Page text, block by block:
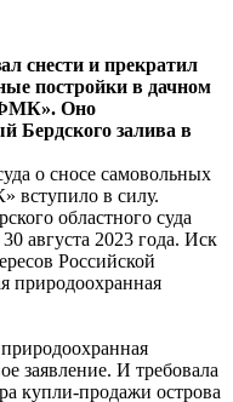
снести и прекратил
постройки в дачном
Оно
Бердского залива в
о сносе самовольных
вступило в силу.
областного суда
августа 2023 года. Иск
Российской
природоохранная
заявление. И требовала
купли-продажи острова